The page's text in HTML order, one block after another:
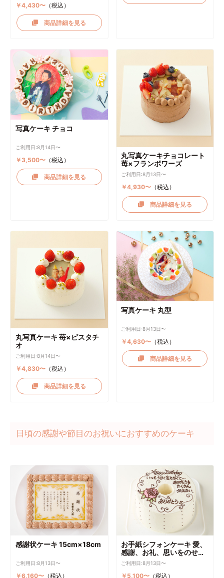
￥4,430〜（税込）
商品詳細を見る
写真ケーキ チョコ
ご利用日:8月14日〜
￥3,500〜（税込）
商品詳細を見る
丸写真ケーキチョコレート
苺×フランボワーズ
ご利用日:8月13日〜
￥4,930〜 （税込）
商品詳細を見る
丸写真ケーキ 苺×ピスタチ
オ
ご利用日:8月14日〜
￥4,830〜（税込）
商品詳細を見る
写真ケーキ 丸型
ご利用日:8月13日〜
￥4,630〜 （税込）
商品詳細を見る
日頃の感謝や節目のお祝いにおすすめのケーキ
感謝状ケーキ 15cm×18cm
ご利用日:8月13日〜
￥6,160〜（税込）
お手紙シフォンケーキ 愛、
感謝、お礼、思いをのせて
直径17cm
ご利用日:8月13日〜
￥5,100〜 （税込）